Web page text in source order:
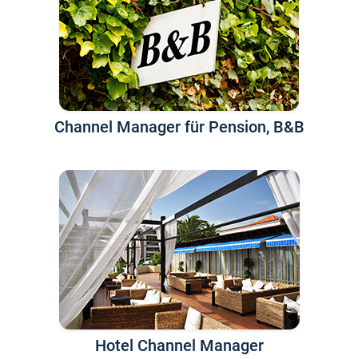
Channel Manager für Pension, B&B
Hotel Channel Manager